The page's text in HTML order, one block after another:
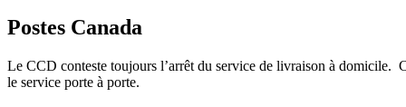
Postes Canada
Le CCD conteste toujours l’arrêt du service de livraison à domicile.
le service porte à porte.